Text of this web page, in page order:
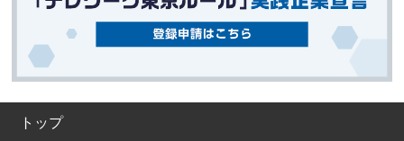
トップ